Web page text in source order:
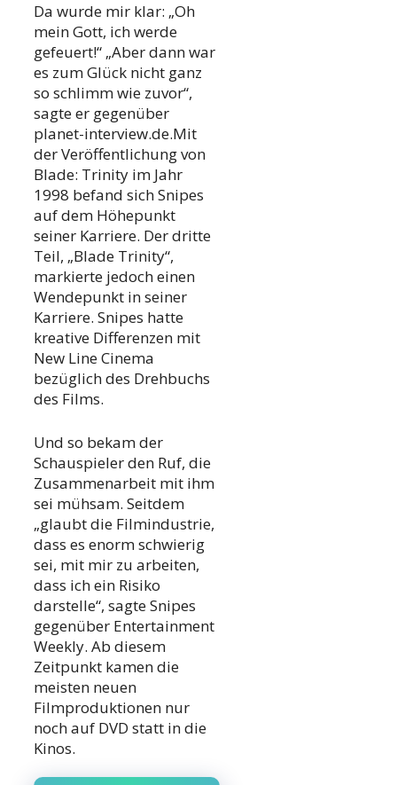
Da wurde mir klar: „Oh
mein Gott, ich werde
gefeuert!“ „Aber dann war
es zum Glück nicht ganz
so schlimm wie zuvor“,
sagte er gegenüber
planet-interview.de.Mit
der Veröffentlichung von
Blade: Trinity im Jahr
1998 befand sich Snipes
auf dem Höhepunkt
seiner Karriere. Der dritte
Teil, „Blade Trinity“,
markierte jedoch einen
Wendepunkt in seiner
Karriere. Snipes hatte
kreative Differenzen mit
New Line Cinema
bezüglich des Drehbuchs
des Films.
Und so bekam der
Schauspieler den Ruf, die
Zusammenarbeit mit ihm
sei mühsam. Seitdem
„glaubt die Filmindustrie,
dass es enorm schwierig
sei, mit mir zu arbeiten,
dass ich ein Risiko
darstelle“, sagte Snipes
gegenüber Entertainment
Weekly. Ab diesem
Zeitpunkt kamen die
meisten neuen
Filmproduktionen nur
noch auf DVD statt in die
Kinos.